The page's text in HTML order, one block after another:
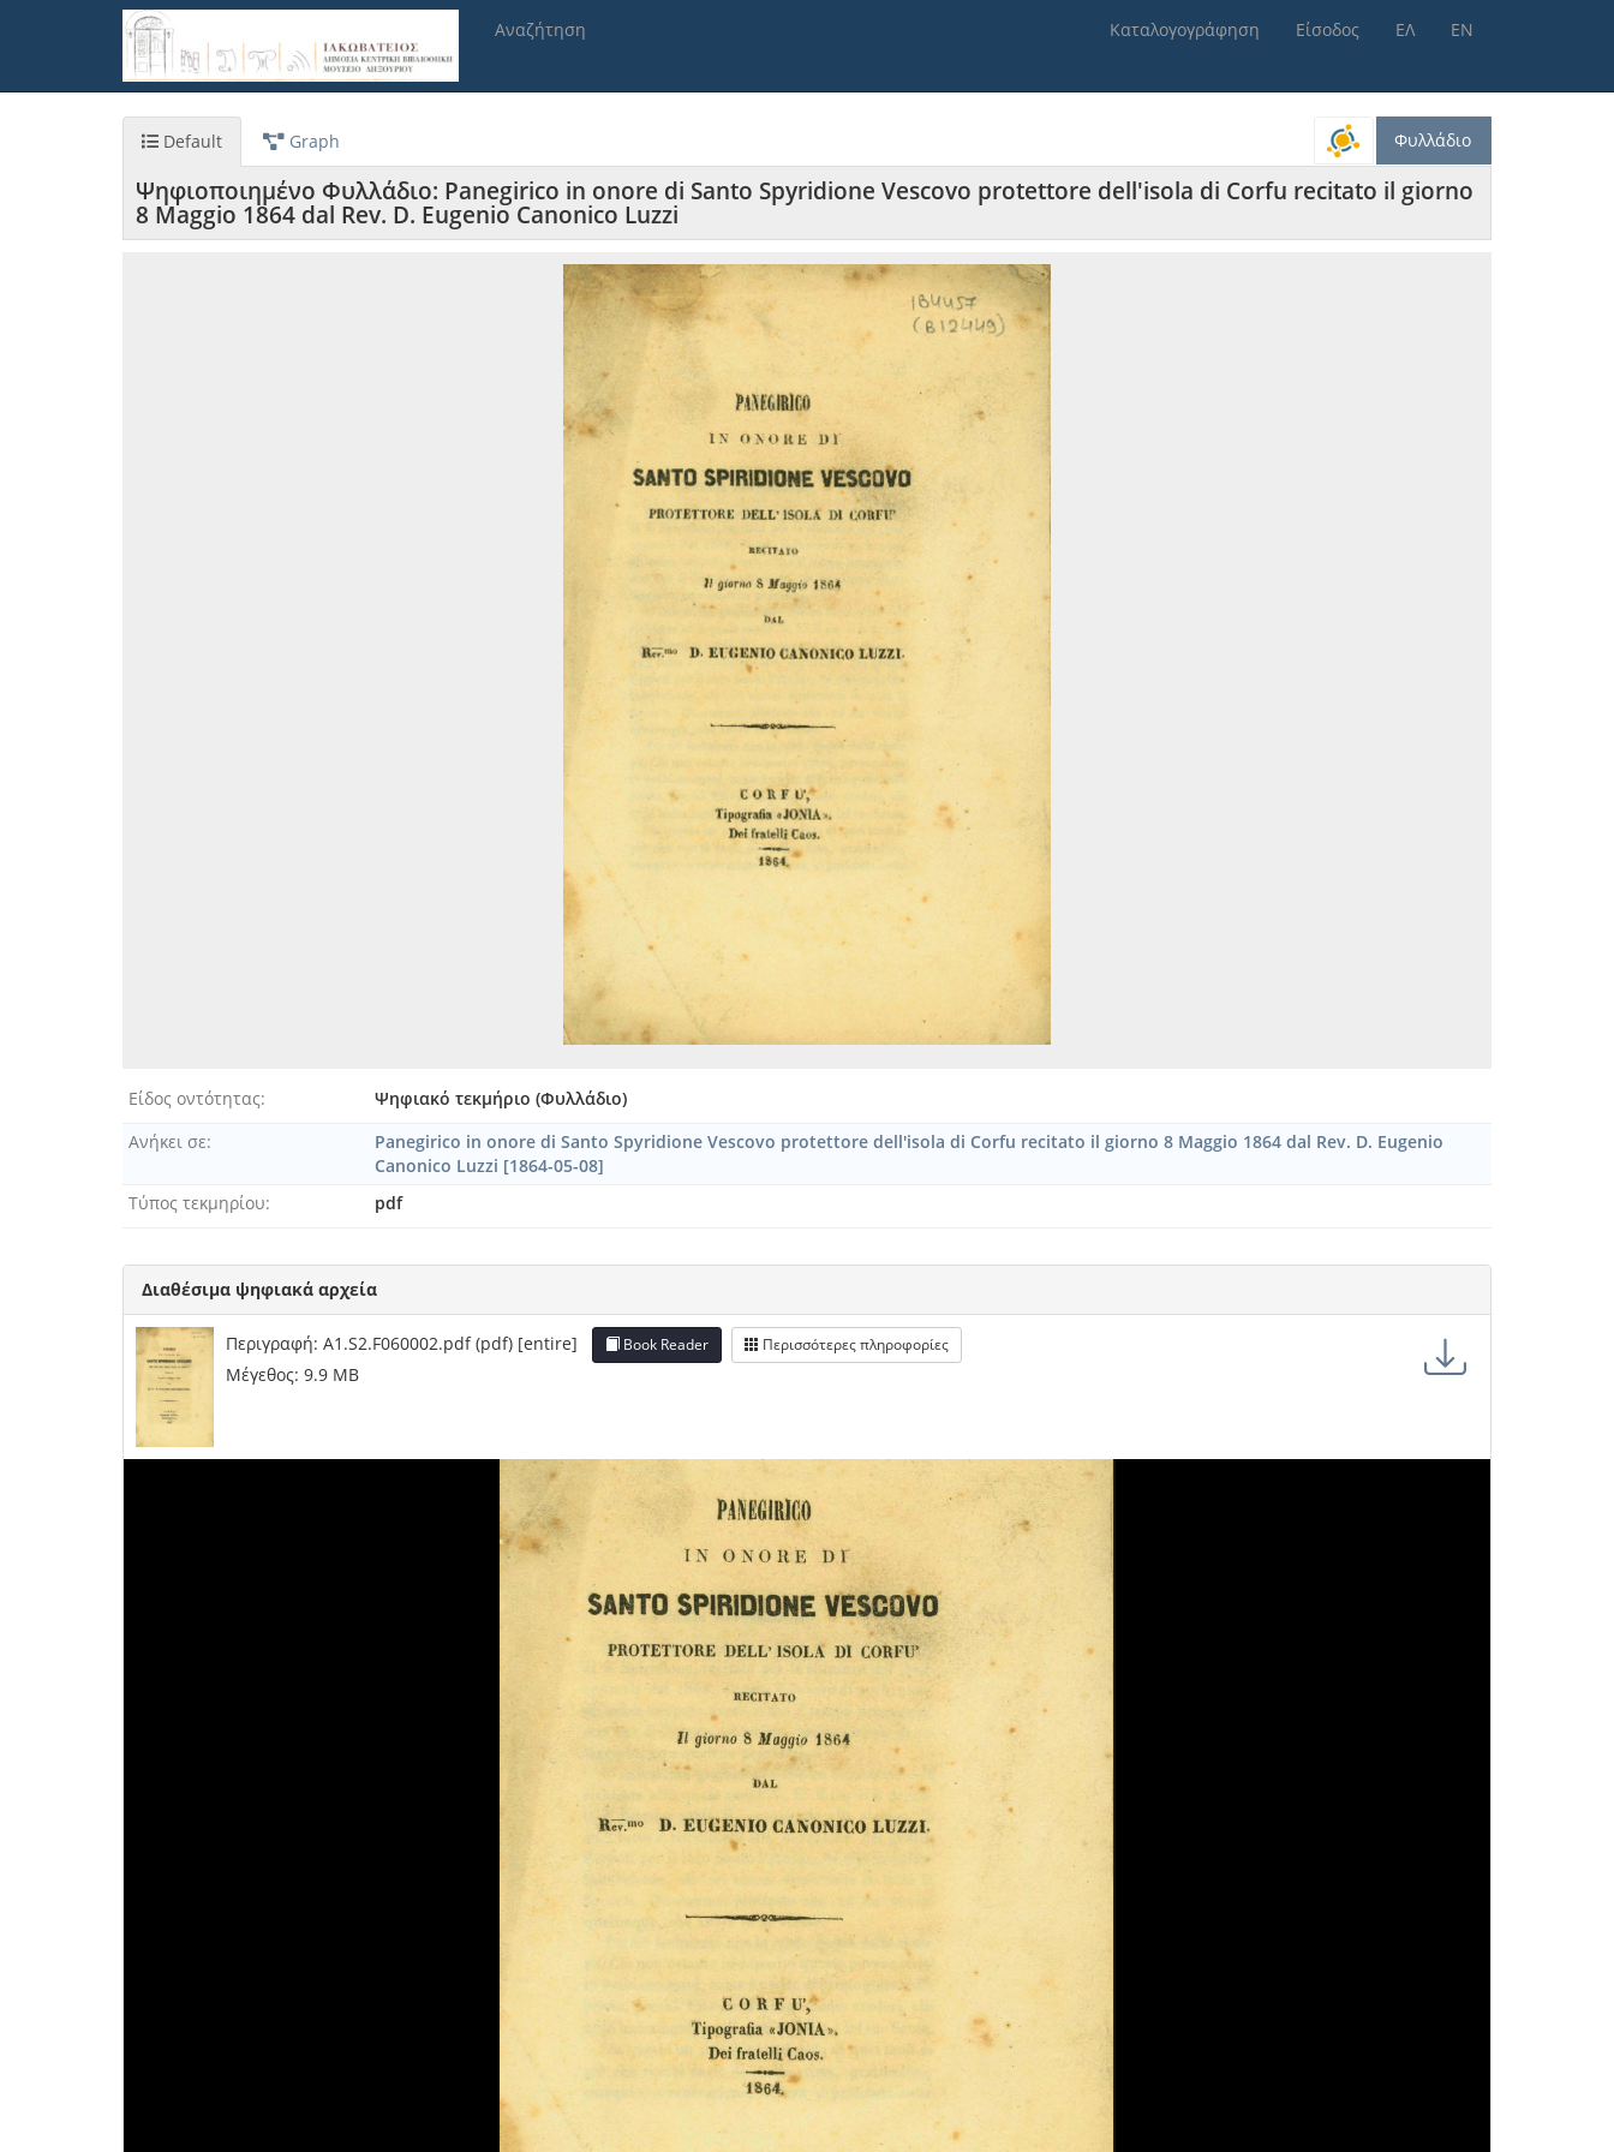
Αναζήτηση Καταλογογράφηση Είσοδος ΕΛ ΕΝ
Default Graph Φυλλάδιο
Ψηφιοποιημένο Φυλλάδιο: Panegirico in onore di Santo Spyridione Vescovo protettore dell'isola di Corfu recitato il giorno
8 Maggio 1864 dal Rev. D. Eugenio Canonico Luzzi
Είδος οντότητας
Ψηφιακό τεκμήριο (Φυλλάδιο)
Ανήκει σε
Panegirico in onore di Santo Spyridione Vescovo protettore dell'isola di Corfu recitato il giorno 8 Maggio 1864 dal Rev. D. Eugenio
Canonico Luzzi [1864-05-08]
Τύπος τεκμηρίου
pdf
Διαθέσιμα ψηφιακά αρχεία
Περιγραφή: A1.S2.F060002.pdf (pdf) [entire] Book Reader Περισσότερες πληροφορίες
Μέγεθος: 9.9 MB